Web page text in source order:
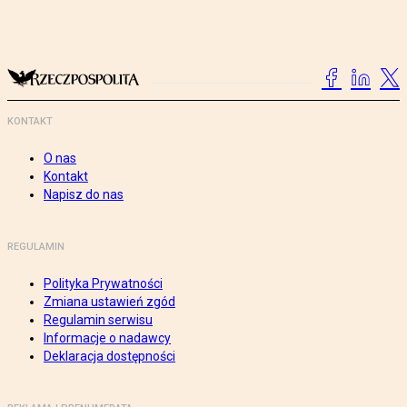
KONTAKT
O nas
Kontakt
Napisz do nas
REGULAMIN
Polityka Prywatności
Zmiana ustawień zgód
Regulamin serwisu
Informacje o nadawcy
Deklaracja dostępności